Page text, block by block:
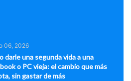
06, 2026
darle una segunda vida a una
o PC vieja: el cambio que más
sin gastar de más